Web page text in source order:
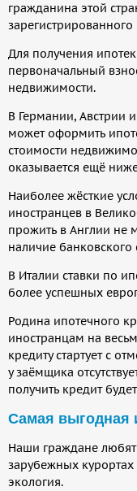
гражданина этой
зарегистрированного
Для получения
первоначальный
недвижимости.
В Германии, Австрии
может оформить
стоимости
оказывается ещё
Наиболее жёсткие
иностранцев в
прожить в Англии не
наличие
В Италии ставки по
более успешных
Родина ипотечного
иностранцам на
кредиту стартует с
у заёмщика
получить кредит
Самая выгодная
Наши граждане
зарубежных
экология.